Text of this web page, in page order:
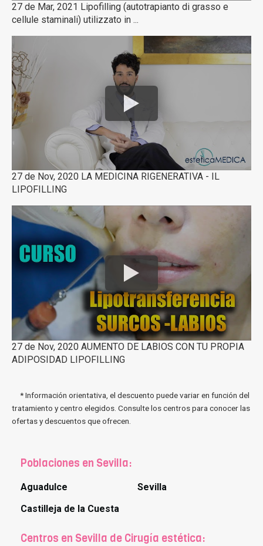
27 de Mar, 2021 Lipofilling (autotrapianto di grasso e
cellule staminali) utilizzato in ...
27 de Nov, 2020 LA MEDICINA RIGENERATIVA - IL
LIPOFILLING
27 de Nov, 2020 AUMENTO DE LABIOS CON TU PROPIA
ADIPOSIDAD LIPOFILLING
* Información orientativa, el descuento puede variar en función del
tratamiento y centro elegidos. Consulte los centros para conocer las
ofertas y descuentos que ofrecen.
Poblaciones en Sevilla:
Aguadulce
Castilleja de la Cuesta
Sevilla
Centros en Sevilla de Cirugía estética: